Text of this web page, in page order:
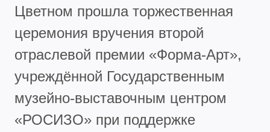
Цветном прошла торжественная
церемония вручения второй
отраслевой премии «Форма-Арт»,
учреждённой Государственным
музейно-выставочным центром
«РОСИЗО» при поддержке